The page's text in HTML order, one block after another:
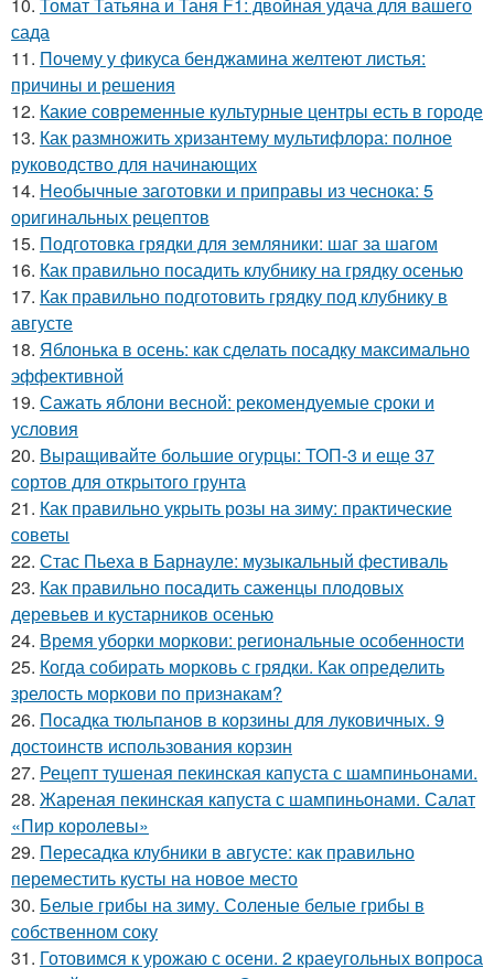
сада
11. Почему у фикуса бенджамина желтеют листья:
причины и решения
12. Какие современные культурные центры есть в городе
13. Как размножить хризантему мультифлора: полное
руководство для начинающих
14. Необычные заготовки и приправы из чеснока: 5
оригинальных рецептов
15. Подготовка грядки для земляники: шаг за шагом
16. Как правильно посадить клубнику на грядку осенью
17. Как правильно подготовить грядку под клубнику в
августе
18. Яблонька в осень: как сделать посадку максимально
эффективной
19. Сажать яблони весной: рекомендуемые сроки и
условия
20. Выращивайте большие огурцы: ТОП-3 и еще 37
сортов для открытого грунта
21. Как правильно укрыть розы на зиму: практические
советы
22. Стас Пьеха в Барнауле: музыкальный фестиваль
23. Как правильно посадить саженцы плодовых
деревьев и кустарников осенью
24. Время уборки моркови: региональные особенности
25. Когда собирать морковь с грядки. Как определить
зрелость моркови по признакам?
26. Посадка тюльпанов в корзины для луковичных. 9
достоинств использования корзин
27. Рецепт тушеная пекинская капуста с шампиньонами.
28. Жареная пекинская капуста с шампиньонами. Салат
«Пир королевы»
29. Пересадка клубники в августе: как правильно
переместить кусты на новое место
30. Белые грибы на зиму. Соленые белые грибы в
собственном соку
31. Готовимся к урожаю с осени. 2 краеугольных вопроса